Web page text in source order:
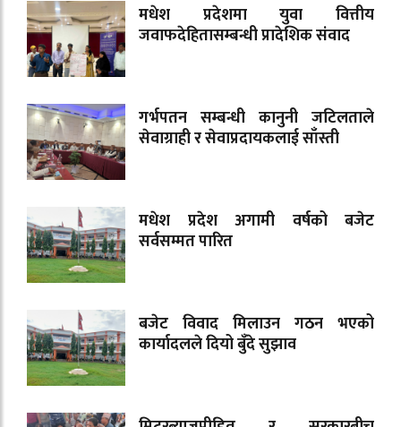
मधेश प्रदेशमा युवा वित्तीय
जवाफदेहितासम्बन्धी प्रादेशिक संवाद
गर्भपतन सम्बन्धी कानुनी जटिलताले
सेवाग्राही र सेवाप्रदायकलाई साँस्ती
मधेश प्रदेश अगामी वर्षको बजेट
सर्वसम्मत पारित
बजेट विवाद मिलाउन गठन भएको
कार्यादलले दियो बुँदे सुझाव